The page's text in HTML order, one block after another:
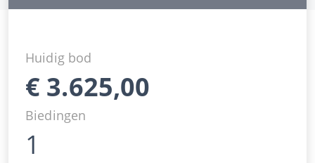
Huidig bod
€ 3.625,00
Biedingen
1